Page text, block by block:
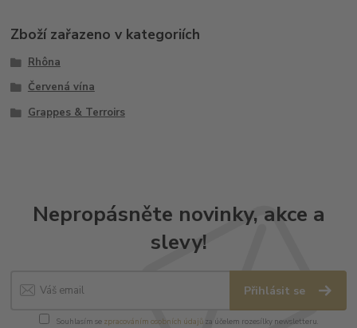
Zboží zařazeno v kategoriích
Rhôna
Červená vína
Grappes & Terroirs
Nepropásněte novinky, akce a
slevy!
Přihlásit se
Souhlasím se zpracováním osobních údajůza účelem rozesílky newsletteru.